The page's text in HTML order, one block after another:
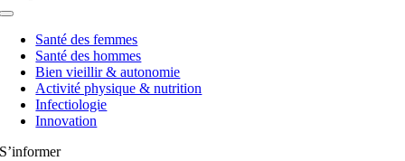
Navigation
basculeSanté des femmes
Santé des hommes
Bien vieillir & autonomie
Activité physique & nutrition
Infectiologie
Innovation
S’informer